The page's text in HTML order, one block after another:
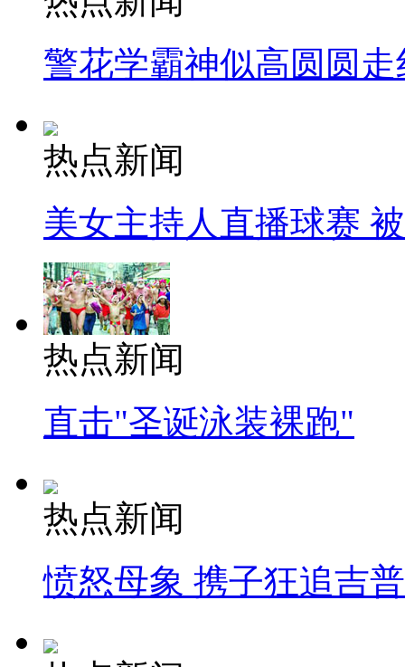
警花学霸神似高圆圆走
热点新闻
美女主持人直播球赛
热点新闻
直击"圣诞泳装裸跑"
热点新闻
愤怒母象 携子狂追吉